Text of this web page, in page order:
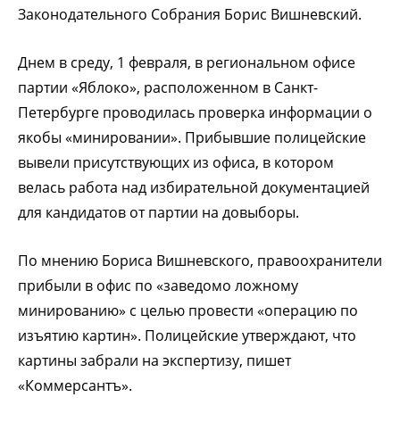
Законодательного Собрания Борис Вишневский.
Днем в среду, 1 февраля, в региональном офисе
партии «Яблоко», расположенном в Санкт-
Петербурге проводилась проверка информации о
якобы «минировании». Прибывшие полицейские
вывели присутствующих из офиса, в котором
велась работа над избирательной документацией
для кандидатов от партии на довыборы.
По мнению Бориса Вишневского, правоохранители
прибыли в офис по «заведомо ложному
минированию» с целью провести «операцию по
изъятию картин». Полицейские утверждают, что
картины забрали на экспертизу, пишет
«Коммерсантъ».